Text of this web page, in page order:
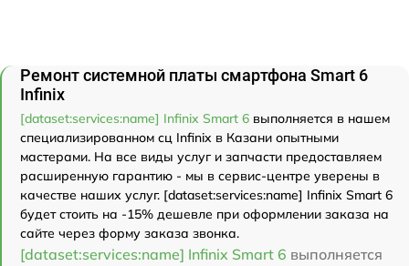
Ремонт системной платы смартфона Smart 6
Infinix
[dataset:services:name] Infinix Smart 6 выполняется в нашем
специализированном сц Infinix в Казани опытными
мастерами. На все виды услуг и запчасти предоставляем
расширенную гарантию - мы в сервис-центре уверены в
качестве наших услуг. [dataset:services:name] Infinix Smart 6
будет стоить на -15% дешевле при оформлении заказа на
сайте через форму заказа звонка.
[dataset:services:name] Infinix Smart 6 выполняется